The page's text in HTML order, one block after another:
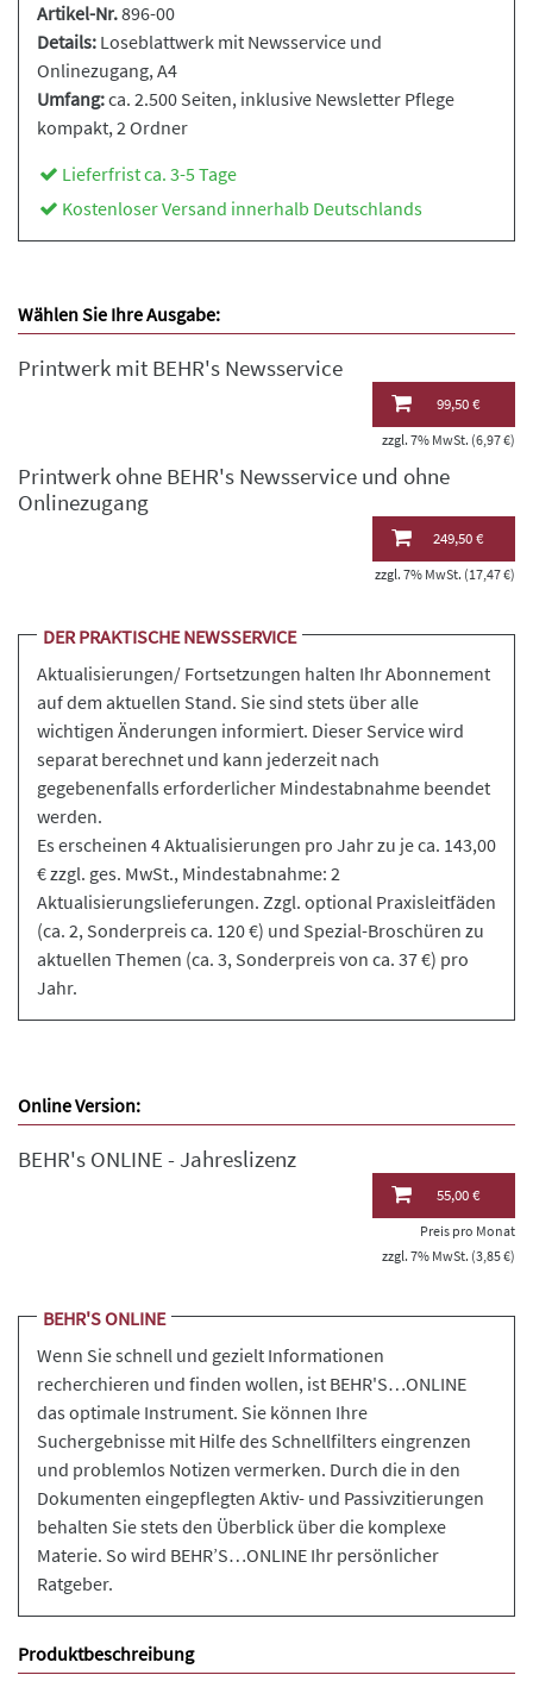
Artikel-Nr.896-00
Details: Loseblattwerk mit Newsservice und
Onlinezugang, A4
Umfang:ca. 2.500 Seiten, inklusive Newsletter Pflege
kompakt, 2 Ordner
Lieferfrist ca. 3-5 Tage
Kostenloser Versand innerhalb Deutschlands
Wählen Sie Ihre Ausgabe:
Printwerk mit BEHR's Newsservice
99,50 €
zzgl. 7% MwSt. (6,97 €)
Printwerk ohne BEHR's Newsservice und ohne
Onlinezugang
249,50 €
zzgl. 7% MwSt. (17,47 €)
DER PRAKTISCHE NEWSSERVICE
Aktualisierungen/ Fortsetzungen halten Ihr Abonnement
auf dem aktuellen Stand. Sie sind stets über alle
wichtigen Änderungen informiert. Dieser Service wird
separat berechnet und kann jederzeit nach
gegebenenfalls erforderlicher Mindestabnahme beendet
werden.
Es erscheinen 4 Aktualisierungen pro Jahr zu je ca. 143,00
€ zzgl. ges. MwSt., Mindestabnahme: 2
Aktualisierungslieferungen. Zzgl. optional Praxisleitfäden
(ca. 2, Sonderpreis ca. 120 €) und Spezial-Broschüren zu
aktuellen Themen (ca. 3, Sonderpreis von ca. 37 €) pro
Jahr.
Online Version:
BEHR's ONLINE - Jahreslizenz
55,00 €
Preis pro Monat
zzgl. 7% MwSt. (3,85 €)
BEHR'S ONLINE
Wenn Sie schnell und gezielt Informationen
recherchieren und finden wollen, ist BEHR'S…ONLINE
das optimale Instrument. Sie können Ihre
Suchergebnisse mit Hilfe des Schnellfilters eingrenzen
und problemlos Notizen vermerken. Durch die in den
Dokumenten eingepflegten Aktiv- und Passivzitierungen
behalten Sie stets den Überblick über die komplexe
Materie. So wird BEHR’S…ONLINE Ihr persönlicher
Ratgeber.
Produktbeschreibung